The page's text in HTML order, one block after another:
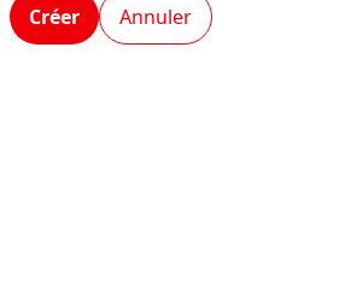
Créer Annuler